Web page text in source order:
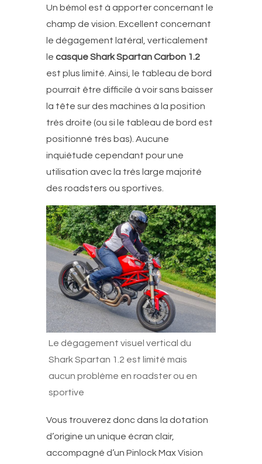
Un bémol est à apporter concernant le
champ de vision. Excellent concernant
le dégagement latéral, verticalement
le casque Shark Spartan Carbon 1.2
est plus limité. Ainsi, le tableau de bord
pourrait être difficile à voir sans baisser
la tête sur des machines à la position
très droite (ou si le tableau de bord est
positionné très bas). Aucune
inquiétude cependant pour une
utilisation avec la très large majorité
des roadsters ou sportives.
Le dégagement visuel vertical du
Shark Spartan 1.2 est limité mais
aucun problème en roadster ou en
sportive
Vous trouverez donc dans la dotation
d’origine un unique écran clair,
accompagné d’un Pinlock Max Vision